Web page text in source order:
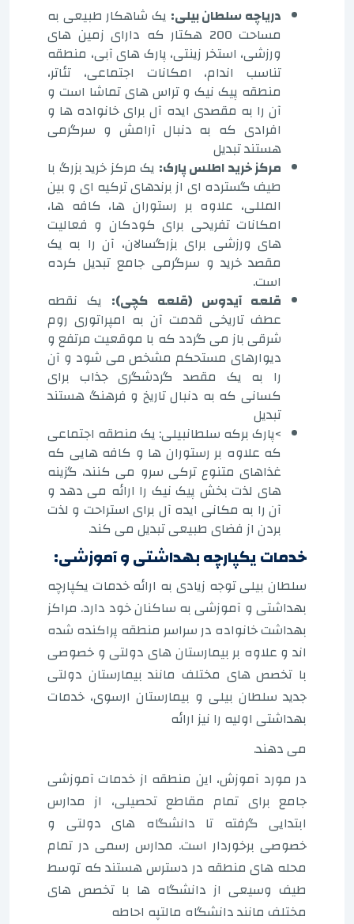
دریاچه سلطان بیلی: یک شاهکار طبیعی به
مساحت 200 هکتار که دارای زمین های
ورزشی، استخر زینتی، پارک های آبی، منطقه
تناسب اندام، امکانات اجتماعی، تئاتر،
منطقه پیک نیک و تراس های تماشا است و
آن را به مقصدی ایده آل برای خانواده ها و
افرادی که به دنبال آرامش و سرگرمی
هستند تبدیل
مرکز خرید اطلس پارک: یک مرکز خرید بزرگ با
طیف گسترده ای از برندهای ترکیه ای و بین
المللی، علاوه بر رستوران ها، کافه ها،
امکانات تفریحی برای کودکان و فعالیت
های ورزشی برای بزرگسالان، آن را به یک
مقصد خرید و سرگرمی جامع تبدیل کرده
است.
قلعه آیدوس (قلعه کچی): یک نقطه
عطف تاریخی قدمت آن به امپراتوری روم
شرقی باز می گردد که با موقعیت مرتفع و
دیوارهای مستحکم مشخص می شود و آن
را به یک مقصد گردشگری جذاب برای
کسانی که به دنبال تاریخ و فرهنگ هستند
تبدیل
>پارک برکه سلطانبیلی: یک منطقه اجتماعی
که علاوه بر رستوران ها و کافه هایی که
غذاهای متنوع ترکی سرو می کنند، گزینه
های لذت بخش پیک نیک را ارائه می دهد و
آن را به مکانی ایده آل برای استراحت و لذت
بردن از فضای طبیعی تبدیل می کند.
خدمات یکپارچه بهداشتی و آموزشی:
سلطان بیلی توجه زیادی به ارائه خدمات یکپارچه
بهداشتی و آموزشی به ساکنان خود دارد. مراکز
بهداشت خانواده در سراسر منطقه پراکنده شده
اند و علاوه بر بیمارستان های دولتی و خصوصی
با تخصص های مختلف مانند بیمارستان دولتی
جدید سلطان بیلی و بیمارستان ارسوی، خدمات
بهداشتی اولیه را نیز ارائه
می دهند.
در مورد آموزش، این منطقه از خدمات آموزشی
جامع برای تمام مقاطع تحصیلی، از مدارس
ابتدایی گرفته تا دانشگاه های دولتی و
خصوصی برخوردار است. مدارس رسمی در تمام
محله های منطقه در دسترس هستند که توسط
طیف وسیعی از دانشگاه ها با تخصص های
مختلف مانند دانشگاه مالتپه احاطه